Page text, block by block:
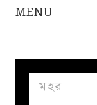
MENU
সকল
প্রবন্ধ
মহর